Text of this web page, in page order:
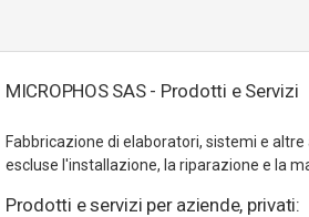
MICROPHOS SAS - Prodotti e Servizi
Fabbricazione di elaboratori, sistemi e
escluse l'installazione, la riparazione e la
Prodotti e servizi per aziende, privati: